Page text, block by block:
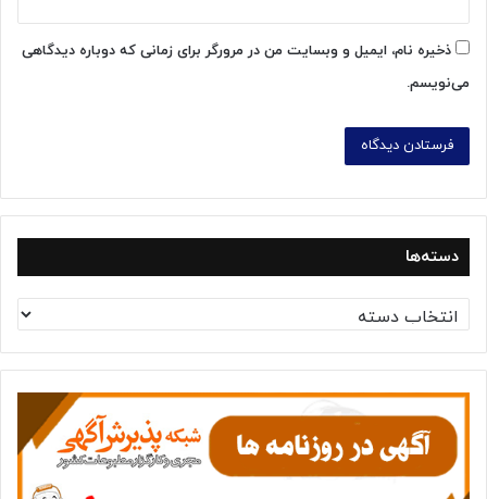
ذخیره نام، ایمیل و وبسایت من در مرورگر برای زمانی که دوباره دیدگاهی
می‌نویسم.
دسته‌ها
س
ت
ه‌
ه